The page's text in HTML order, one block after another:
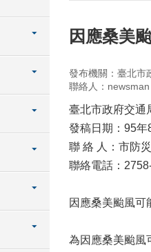
因應桑美
發布機關：臺北市
聯絡人：newsman
臺北市政府交通
發稿日期：95年
聯 絡 人：市防
聯絡電話：
因應桑美颱風可
為因應桑美颱風